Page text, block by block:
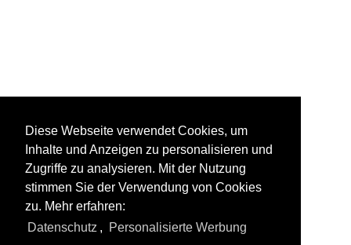
Diese Webseite verwendet Cookies, um
Inhalte und Anzeigen zu personalisieren und
Zugriffe zu analysieren. Mit der Nutzung
stimmen Sie der Verwendung von Cookies
zu. Mehr erfahren:
Datenschutz , Personalisierte Werbung